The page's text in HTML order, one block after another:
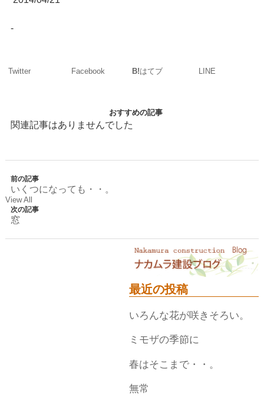
-
Twitter Facebook B!はてブ LINE
おすすめの記事
関連記事はありませんでした
前の記事
いくつになっても・・。
View All
次の記事
窓
最近の投稿
いろんな花が咲きそろい。
ミモザの季節に
春はそこまで・・。
無常